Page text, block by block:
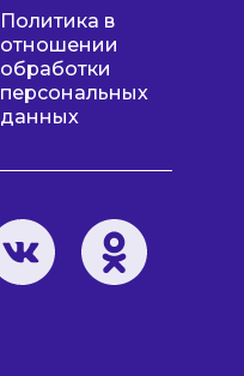
Политика в
отношении
обработки
персональных
данных